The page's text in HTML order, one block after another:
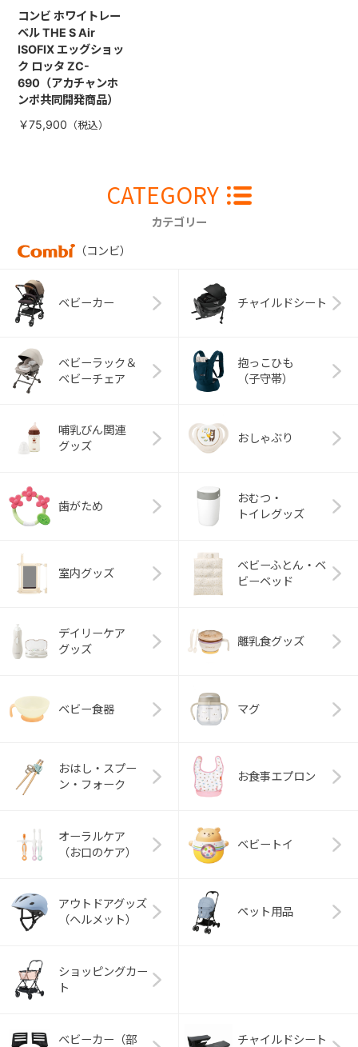
コンビ ホワイトレー
ベル THE S Air
ISOFIX エッグショッ
ク ロッタ ZC-
690（アカチャンホ
ンポ共同開発商品）
￥75,900
CATEGORY
カテゴリー
（コンビ）
ベビーカー チャイルドシート
ベビーラック＆
ベビーチェア
抱っこひも
（子守帯）
哺乳びん関連
グッズ
おしゃぶり
歯がため
おむつ・
トイレグッズ
室内グッズ
ベビーふとん・ベ
ビーベッド
デイリーケア
グッズ
離乳食グッズ
ベビー食器 マグ
おはし・スプー
ン・フォーク
お食事エプロン
オーラルケア
（お口のケア）
ベビートイ
アウトドアグッズ
（ヘルメット）
ペット用品
ショッピングカー
ト
ベビーカー（部
チャイルドシート